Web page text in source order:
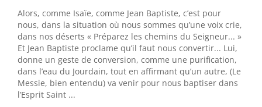
Alors, comme Isaïe, comme Jean Baptiste, c’est pour
nous, dans la situation où nous sommes qu’une voix crie,
dans nos déserts « Préparez les chemins du Seigneur... »
Et Jean Baptiste proclame qu’il faut nous convertir... Lui,
donne un geste de conversion, comme une purification,
dans l’eau du Jourdain, tout en affirmant qu’un autre, (Le
Messie, bien entendu) va venir pour nous baptiser dans
l’Esprit Saint ...